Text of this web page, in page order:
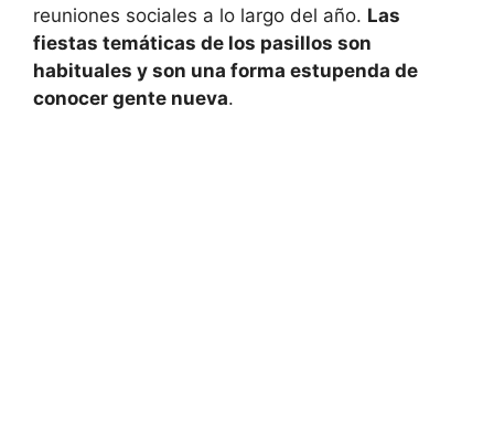
reuniones sociales a lo largo del año. Las
fiestas temáticas de los pasillos son
habituales y son una forma estupenda de
conocer gente nueva.